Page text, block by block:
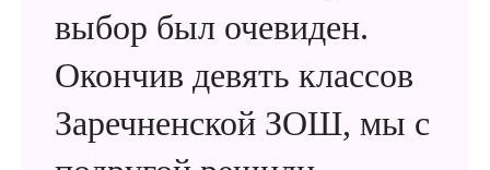
выбор был очевиден.
Окончив девять классов
Заречненской ЗОШ, мы с